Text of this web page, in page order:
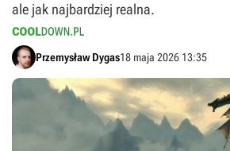
ale jak najbardziej realna.
Przemysław Dygas18 maja 2026 13:35